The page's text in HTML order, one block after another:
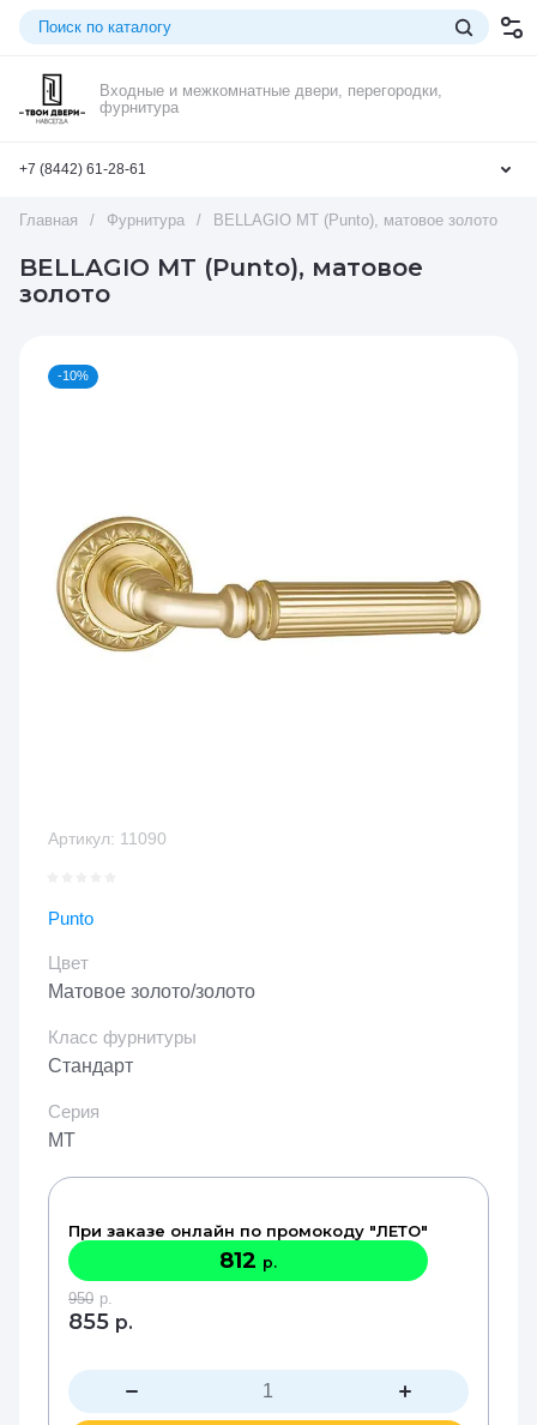
Входные и межкомнатные двери, перегородки,
фурнитура
+7 (8442) 61-28-61
Главная / Фурнитура / BELLAGIO MT (Punto), матовое золото
BELLAGIO MT (Punto), матовое
золото
-10%
Артикул: 11090
Punto
Цвет
Матовое золото/золото
Класс фурнитуры
Стандарт
Серия
MT
При заказе онлайн по промокоду "ЛЕТО"
812 р.
950 р.
855 р.